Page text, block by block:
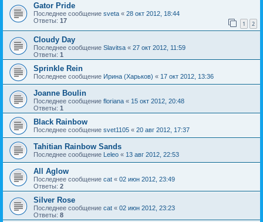
Gator Pride
Последнее сообщение sveta « 28 окт 2012, 18:44
Ответы: 17 1 2
Cloudy Day
Последнее сообщение Slavitsa « 27 окт 2012, 11:59
Ответы: 1
Sprinkle Rein
Последнее сообщение Ирина (Харьков) « 17 окт 2012, 13:36
Joanne Boulin
Последнее сообщение floriana « 15 окт 2012, 20:48
Ответы: 1
Black Rainbow
Последнее сообщение svet1105 « 20 авг 2012, 17:37
Tahitian Rainbow Sands
Последнее сообщение Leleo « 13 авг 2012, 22:53
All Aglow
Последнее сообщение cat « 02 июн 2012, 23:49
Ответы: 2
Silver Rose
Последнее сообщение cat « 02 июн 2012, 23:23
Ответы: 8